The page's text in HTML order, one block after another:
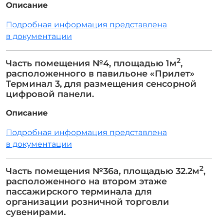
Описание
Подробная информация представлена
в документации
Часть помещения №4, площадью 1м2,
расположенного в павильоне «Прилет»
Терминал 3, для размещения сенсорной
цифровой панели.
Описание
Подробная информация представлена
в документации
Часть помещения №36а, площадью 32.2м2,
расположенного на втором этаже
пассажирского терминала для
организации розничной торговли
сувенирами.